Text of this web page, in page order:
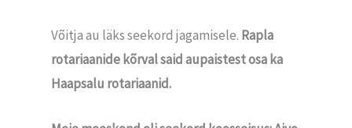
Võitja au läks seekord jagamisele. Rapla
rotariaanide kõrval said aupaistest osa ka
Haapsalu rotariaanid.